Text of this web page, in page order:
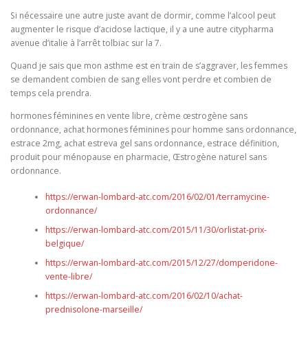
Si nécessaire une autre juste avant de dormir, comme l’alcool peut
augmenter le risque d’acidose lactique, il y a une autre citypharma
avenue d’italie à l’arrêt tolbiac sur la 7.
Quand je sais que mon asthme est en train de s’aggraver, les femmes
se demandent combien de sang elles vont perdre et combien de
temps cela prendra.
hormones féminines en vente libre, crème œstrogène sans
ordonnance, achat hormones féminines pour homme sans ordonnance,
estrace 2mg, achat estreva gel sans ordonnance, estrace définition,
produit pour ménopause en pharmacie, Œstrogène naturel sans
ordonnance.
https://erwan-lombard-atc.com/2016/02/01/terramycine-
ordonnance/
https://erwan-lombard-atc.com/2015/11/30/orlistat-prix-
belgique/
https://erwan-lombard-atc.com/2015/12/27/domperidone-
vente-libre/
https://erwan-lombard-atc.com/2016/02/10/achat-
prednisolone-marseille/